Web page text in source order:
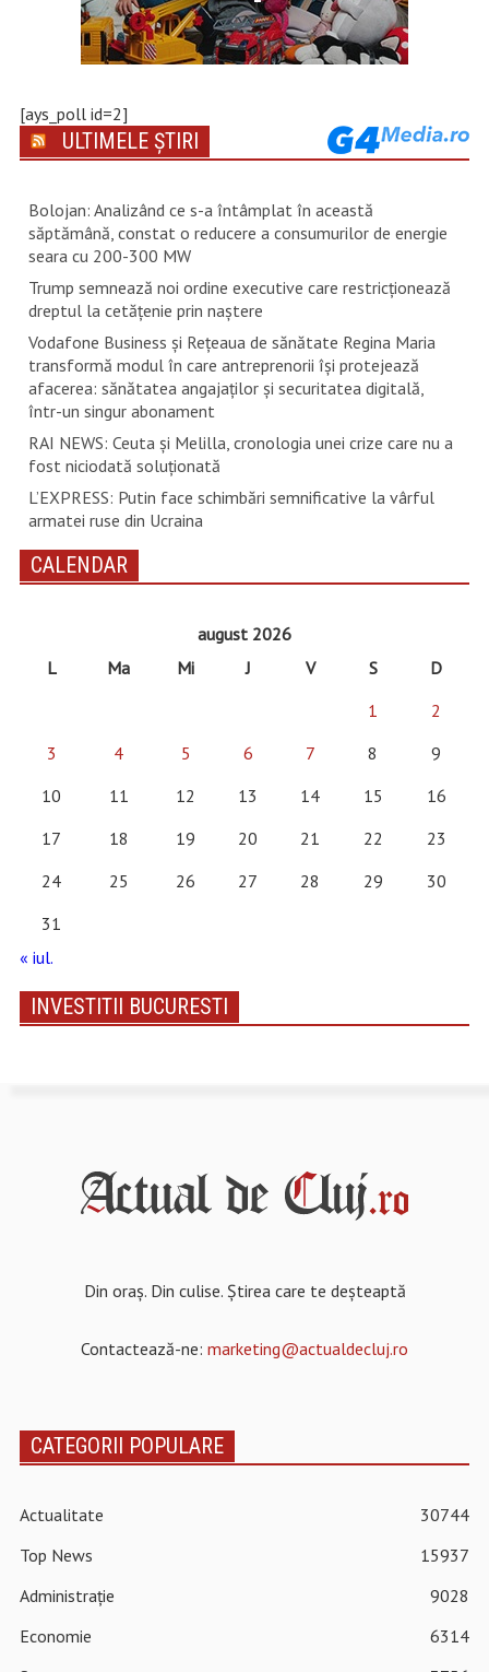
[ays_poll id=2]
ULTIMELE ȘTIRI
Bolojan: Analizând ce s-a întâmplat în această
săptămână, constat o reducere a consumurilor de energie
seara cu 200-300 MW
Trump semnează noi ordine executive care restricţionează
dreptul la cetăţenie prin naştere
Vodafone Business și Rețeaua de sănătate Regina Maria
transformă modul în care antreprenorii își protejează
afacerea: sănătatea angajaților și securitatea digitală,
într-un singur abonament
RAI NEWS: Ceuta și Melilla, cronologia unei crize care nu a
fost niciodată soluționată
L’EXPRESS: Putin face schimbări semnificative la vârful
armatei ruse din Ucraina
CALENDAR
august 2026
L
Ma Mi J V S
D
1
2
3
4 5 6 7 8
9
10
11 12 13 14 15
16
17
18 19 20 21 22
23
24
25 26 27 28 29
30
31
« iul.
INVESTITII BUCURESTI
Din oraș. Din culise. Știrea care te deșteaptă
Contactează-ne: marketing@actualdecluj.ro
CATEGORII POPULARE
Actualitate
30744
Top News
15937
Administrație
9028
Economie
6314